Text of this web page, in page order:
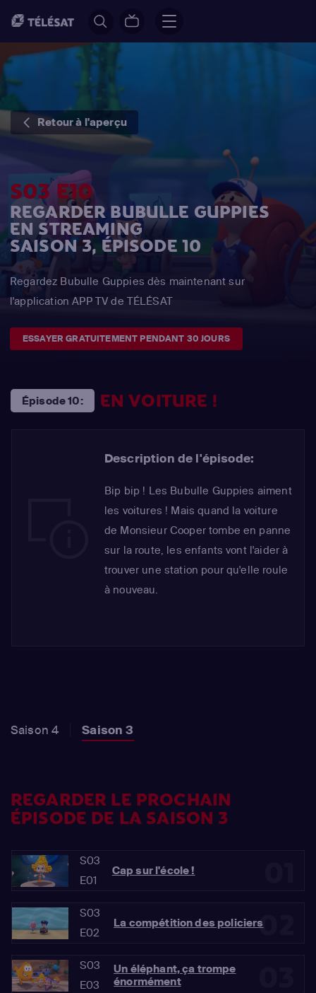
Retour à l'aperçu
S03 E10
REGARDER BUBULLE GUPPIES
EN STREAMING
SAISON 3, ÉPISODE 10
Regardez Bubulle Guppies dès maintenant sur
l'application APP TV de TÉLÉSAT
ESSAYER GRATUITEMENT PENDANT 30 JOURS
Épisode 10: EN VOITURE !
Description de l'épisode:
Bip bip ! Les Bubulle Guppies aiment
les voitures ! Mais quand la voiture
de Monsieur Cooper tombe en panne
sur la route, les enfants vont l'aider à
trouver une station pour qu'elle roule
à nouveau.
Saison 4 Saison 3
REGARDER LE PROCHAIN
ÉPISODE DE LA SAISON 3
S03
E01
Cap sur l'école !
02
S03
E02
La compétition des policiers
S03
E03
Un éléphant, ça trompe
énormément